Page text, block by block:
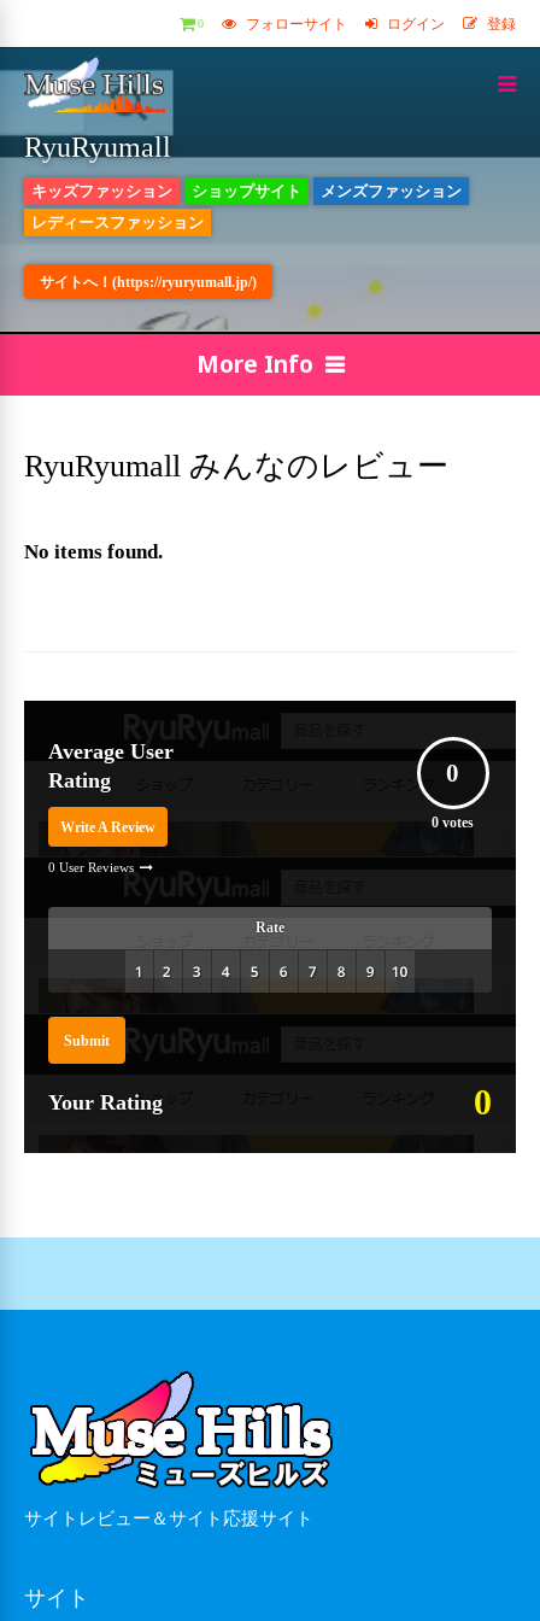
フォローサイト ログイン 登録
0
RyuRyumall
キッズファッション ショップサイト
メンズファッション
レディースファッション
サイトへ！(https://ryuryumall.jp/)
More Info
RyuRyumall みんなのレビュー
No items found.
Average User
Rating
Write A Review
0 User Reviews
0
0 votes
Rate
Submit
Your Rating 0
サイトレビュー＆サイト応援サイト
サイト